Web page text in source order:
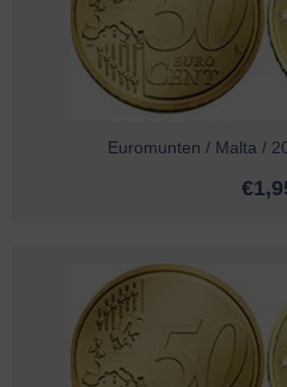
Euromunten / Malta /
€